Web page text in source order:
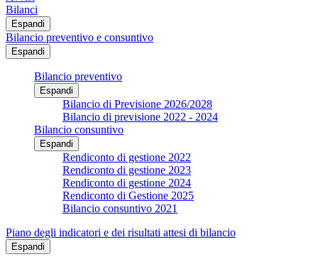
Bilanci
Espandi
Bilancio preventivo e consuntivo
Espandi
Bilancio preventivo
Espandi
Bilancio di Previsione 2026/2028
Bilancio di previsione 2022 - 2024
Bilancio consuntivo
Espandi
Rendiconto di gestione 2022
Rendiconto di gestione 2023
Rendiconto di gestione 2024
Rendiconto di Gestione 2025
Bilancio consuntivo 2021
Piano degli indicatori e dei risultati attesi di bilancio
Espandi